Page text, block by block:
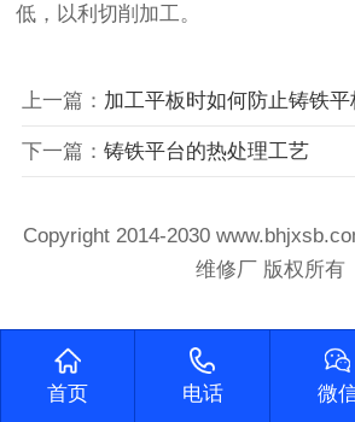
低，以利切削加工。
上一篇： 加工平板时如何防止铸铁
下一篇： 铸铁平台的热处理工艺
Copyright 2014-2030
维修厂 版权所有
首页 电话 微